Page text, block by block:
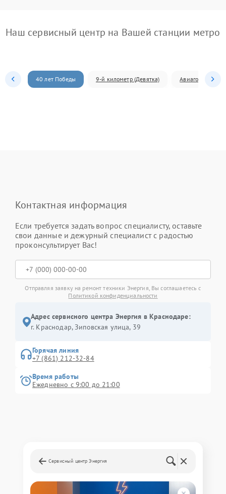
Наш сервисный центр на Вашей станции метро
40 лет Победы 9-й километр (Девятка) Авиагородок
Контактная информация
Если требуется задать вопрос специалисту, оставьте
свои данные и дежурный специалист с радостью
проконсультирует Вас!
Отправляя заявку на ремонт техники Энергия, Вы соглашаетесь с
Политикой конфиденциальности
Адрес сервисного центра Энергия в Краснодаре:
г. Краснодар, Зиповская улица, 39
Горячая линия
+7 (861) 212-32-84
Время работы
Ежедневно с 9:00 до 21:00
Сервисный центр Энергия